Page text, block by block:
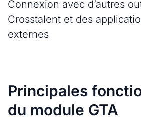
Connexion avec d’autres
Crosstalent et des
externes
Principales
du module GTA